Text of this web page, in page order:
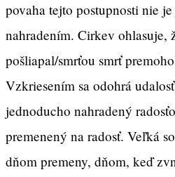
povaha tejto postupnosti nie
nahradením. Cirkev ohlasuje,
pošliapal/smrťou smrť
Vzkriesením sa odohrá
jednoducho nahradený
premenený na radosť. Veľká
dňom premeny, dňom, keď